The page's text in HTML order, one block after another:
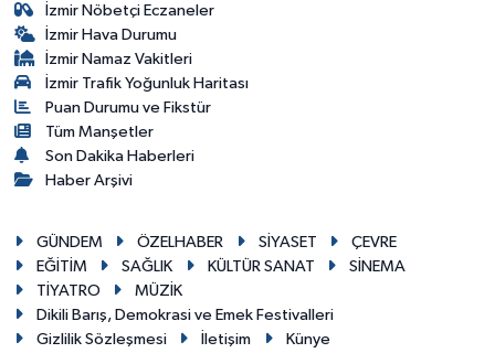
İzmir Nöbetçi Eczaneler
İzmir Hava Durumu
İzmir Namaz Vakitleri
İzmir Trafik Yoğunluk Haritası
Puan Durumu ve Fikstür
Tüm Manşetler
Son Dakika Haberleri
Haber Arşivi
GÜNDEM ÖZELHABER SİYASET
ÇEVRE
EĞİTİM
SAĞLIK KÜLTÜR SANAT
SİNEMA
TİYATRO
MÜZİK
Dikili Barış, Demokrasi ve Emek Festivalleri
Gizlilik Sözleşmesi
İletişim Künye